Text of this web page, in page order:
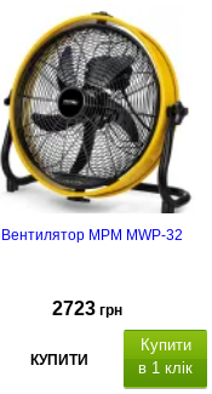
Вентилятор MPM MWP-32
2723 грн
КУПИТИ
Купити
в 1 клік